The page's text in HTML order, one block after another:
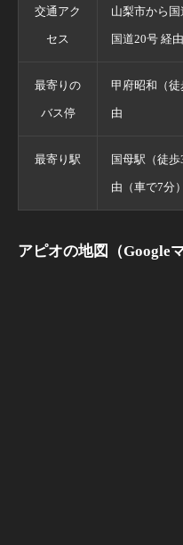
交通アク
セス
山梨市から
国道20号 経
最寄りの
バス停
甲府昭和（
由
最寄り駅 国母駅（徒
由（車で7分）
アピオの地図（Google